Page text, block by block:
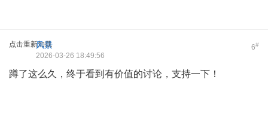
点击重新加载 6#
风景
2026-03-26 18:49:56
蹲了这么久，终于看到有价值的讨论，支持一下！